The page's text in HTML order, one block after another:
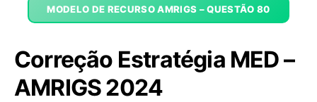
MODELO DE RECURSO AMRIGS – QUESTÃO 80
Correção Estratégia MED –
AMRIGS 2024